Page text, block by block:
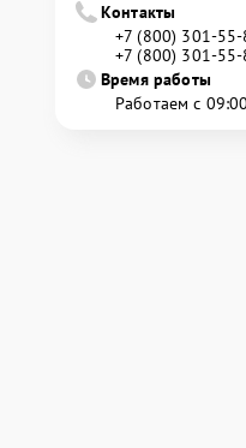
Контакты
+7 (800) 301-
+7 (800) 301-
Время работы
Работаем с